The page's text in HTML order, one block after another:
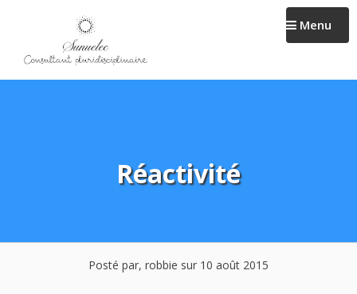
contenu
Menu
Réactivité
Posté par, robbie sur 10 août 2015